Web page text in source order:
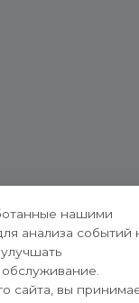
нашими
анализа событий
сайта, вы